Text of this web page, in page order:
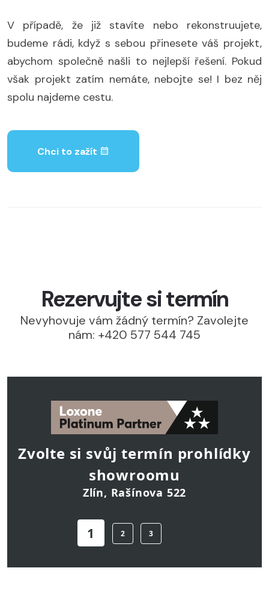
V případě, že již stavíte nebo rekonstruujete,
budeme rádi, když s sebou přinesete váš projekt,
abychom společně našli to nejlepší řešení. Pokud
však projekt zatím nemáte, nebojte se! I bez něj
spolu najdeme cestu.
Chci to zažít
Rezervujte si termín
Nevyhovuje vám žádný termín? Zavolejte
nám: +420 577 544 745